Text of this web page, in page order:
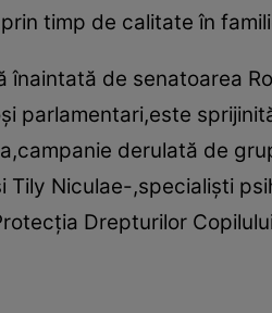
timp de calitate în
înaintată de senatoarea
parlamentari,este
derulată de
Tily Niculae-,specialişti
Drepturilor